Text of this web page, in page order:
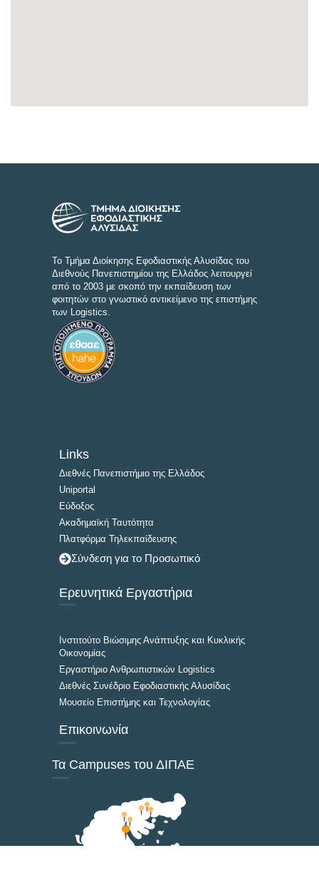
Το Τμήμα Διοίκησης Εφοδιαστικής Αλυσίδας του
Διεθνούς Πανεπιστημίου της Ελλάδος λειτουργεί
από το 2003 με σκοπό την εκπαίδευση των
φοιτητών στο γνωστικό αντικείμενο της επιστήμης
των Logistics.
Links
Διεθνές Πανεπιστήμιο της Ελλάδος
Uniportal
Εύδοξος
Ακαδημαϊκή Ταυτότητα
Πλατφόρμα Τηλεκπαίδευσης
Σύνδεση για το Προσωπικό
Ερευνητικά Εργαστήρια
Ινστιτούτο Βιώσιμης Ανάπτυξης και Κυκλικής
Οικονομίας
Εργαστήριο Ανθρωπιστικών Logistics
Διεθνές Συνέδριο Εφοδιαστικής Αλυσίδας
Μουσείο Επιστήμης και Τεχνολογίας
Επικοινωνία
Τα Campuses του ΔΙΠΑΕ